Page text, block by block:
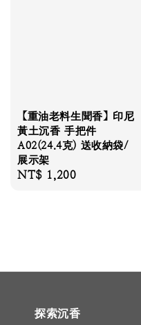
【重油老料生聞香】印尼
黃土沉香 手把件
A02(24.4克) 送收納袋/
展示架
Regular
NT$ 1,200
探索沉香